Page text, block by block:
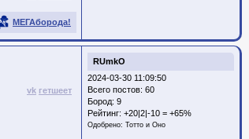
МЕГАборода!
RUmkO
2024-03-30 11:09:50
Всего постов: 60
Бород: 9
Рейтинг: +20|2|-10 = +65%
Одобрено: Тотто и Оно
vk гетшеет